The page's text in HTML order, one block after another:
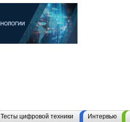
Тесты цифровой техники Интервью